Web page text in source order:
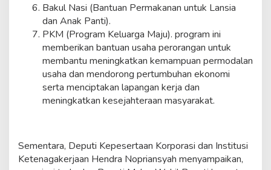
Bakul Nasi (Bantuan Permakanan untuk Lansia
dan Anak Panti).
PKM (Program Keluarga Maju). program ini
memberikan bantuan usaha perorangan untuk
membantu meningkatkan kemampuan permodalan
usaha dan mendorong pertumbuhan ekonomi
serta menciptakan lapangan kerja dan
meningkatkan kesejahteraan masyarakat.
Sementara, Deputi Kepesertaan Korporasi dan Institusi
Ketenagakerjaan Hendra Nopriansyah menyampaikan,